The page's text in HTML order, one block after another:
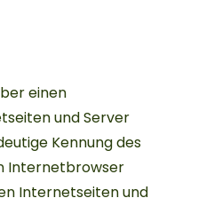
einen
und Server
Kennung des
Internetbrowser
Internetseiten und